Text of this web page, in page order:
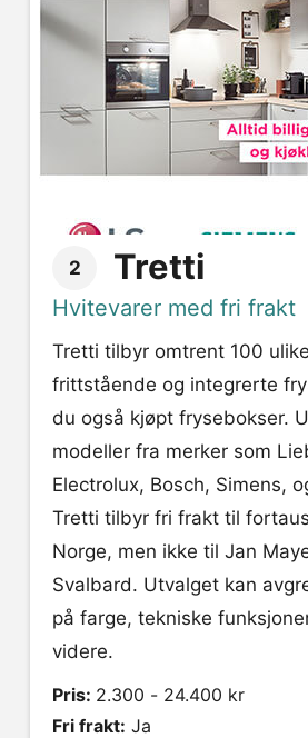
2 Tretti
Hvitevarer med fri frakt
Tretti tilbyr omtrent 100
frittstående og integrerte
du også kjøpt frysebokser.
modeller fra merker som
Electrolux, Bosch, Simens,
Tretti tilbyr fri frakt til
Norge, men ikke til Jan
Svalbard. Utvalget kan
på farge, tekniske
videre.
Pris: 2.300 - 24.400 kr
Fri frakt: Ja